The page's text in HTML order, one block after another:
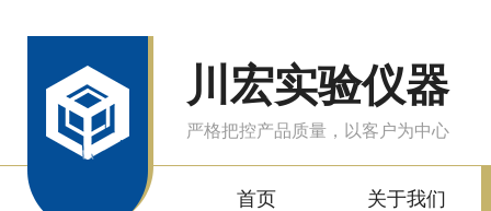
川宏实验仪器
严格把控产品质量，以客户为中心
首页 关于我们